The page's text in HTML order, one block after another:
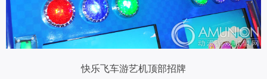
快乐飞车游艺机顶部招牌